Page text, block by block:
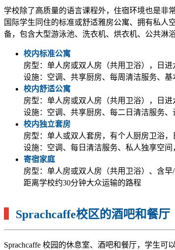
学校除了高质量的语言课程外，住宿环境也是非
国际学生同住的标准或舒适雅房公寓、拥有私人
备，包含大型游泳池、洗衣机、烘衣机、公共淋
校内标准公寓
房型：单人房或双人房（共用卫浴），日进
设施：空调、共享厨房、每周清洁服务、
校内舒适公寓
房型：单人房或双人房（共用卫浴），日进
设施：空调、共享厨房、每二日清洁服务
校内独立套房
房型：单人或双人套房，有个人厨房卫浴，
设施：空调、每日清洁服务、私人独享空间
寄宿家庭
房型：单人房或双人房（共用卫浴）、含早
距离学校约30分钟大众运输的路程
Sprachcaffe校区的酒吧和餐厅
Sprachcaffe 校园的休息室、酒吧和餐厅，学生